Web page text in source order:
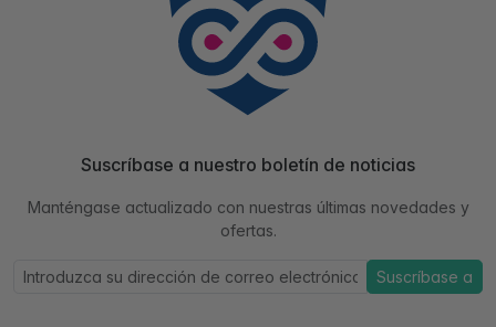
Suscríbase a nuestro boletín de noticias
Manténgase actualizado con nuestras últimas novedades y
ofertas.
Suscríbase a